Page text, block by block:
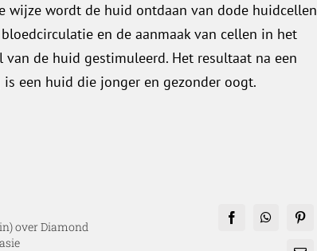
wijze wordt de huid ontdaan van dode huidcellen
en de aanmaak van cellen in het
van de huid gestimuleerd. Het resultaat na een
een huid die jonger en gezonder oogt.
over Diamond